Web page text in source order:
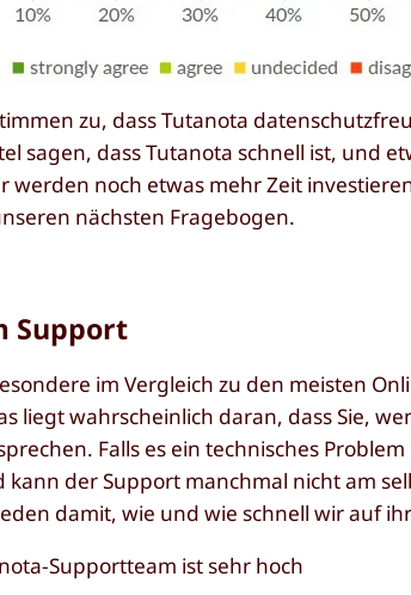
zu, dass Tutanota
sagen, dass Tutanota schnell ist, und
werden noch etwas mehr Zeit
nächsten Fragebogen.
Support
im Vergleich zu den meisten
liegt wahrscheinlich daran, dass Sie,
Falls es ein technisches
kann der Support manchmal nicht am
damit, wie und wie schnell wir auf
Supportteam ist sehr hoch